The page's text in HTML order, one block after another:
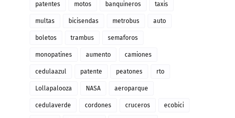
patentes motos banquineros taxis
multas bicisendas metrobus auto
boletos trambus semaforos
monopatines aumento camiones
cedulaazul patente peatones rto
Lollapalooza NASA aeroparque
cedulaverde cordones cruceros ecobici